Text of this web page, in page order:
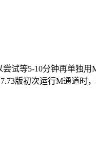
试等5-10分钟再单独
版初次运行M通道时